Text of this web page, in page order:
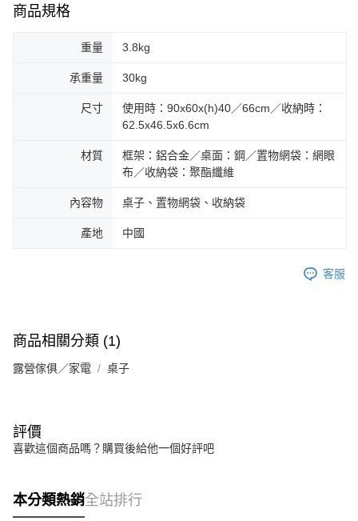
商品規格
重量 3.8kg
承重量 30kg
尺寸
使用時：90x60x(h)40／66cm／收納時：
62.5x46.5x6.6cm
材質
框架：鋁合金／桌面：鋼／置物網袋：網眼
布／收納袋：聚酯纖維
內容物 桌子、置物網袋、收納袋
產地 中國
客服
商品相關分類 (1)
露營傢俱／家電 桌子
評價
喜歡這個商品嗎？購買後給他一個好評吧
本分類熱銷全站排行